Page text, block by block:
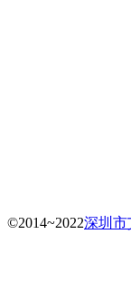
©2014~2022深圳市